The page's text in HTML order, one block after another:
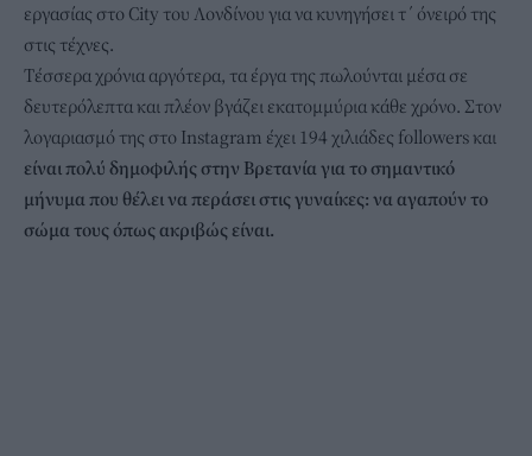
εργασίας στο City του Λονδίνου για να κυνηγήσει τ΄ όνειρό της
στις τέχνες.
Τέσσερα χρόνια αργότερα, τα έργα της πωλούνται μέσα σε
δευτερόλεπτα και πλέον βγάζει εκατομμύρια κάθε χρόνο. Στον
λογαριασμό της στο Instagram έχει 194 χιλιάδες followers και
είναι πολύ δημοφιλής στην Βρετανία για το σημαντικό
μήνυμα που θέλει να περάσει στις γυναίκες: να αγαπούν το
σώμα τους όπως ακριβώς είναι.